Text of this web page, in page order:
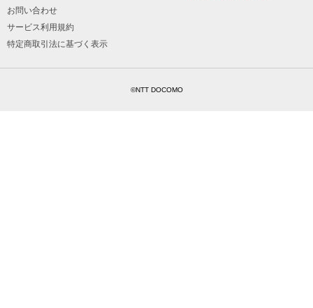
お問い合わせ
サービス利用規約
特定商取引法に基づく表示
©NTT DOCOMO